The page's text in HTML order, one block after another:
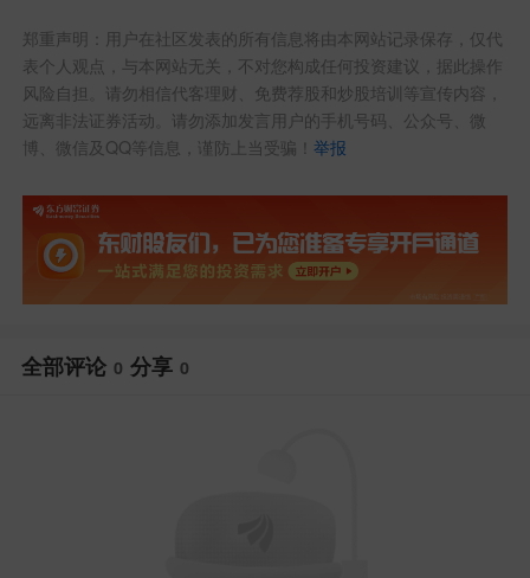
郑重声明：用户在社区发表的所有信息将由本网站记录保存，仅代
表个人观点，与本网站无关，不对您构成任何投资建议，据此操作
风险自担。请勿相信代客理财、免费荐股和炒股培训等宣传内容，
远离非法证券活动。请勿添加发言用户的手机号码、公众号、微
博、微信及QQ等信息，谨防上当受骗！举报
全部评论 0 分享 0